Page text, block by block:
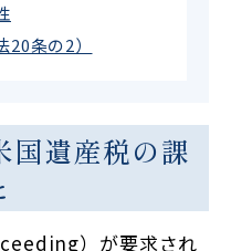
条の2）
国遺産税の課
）が要求され